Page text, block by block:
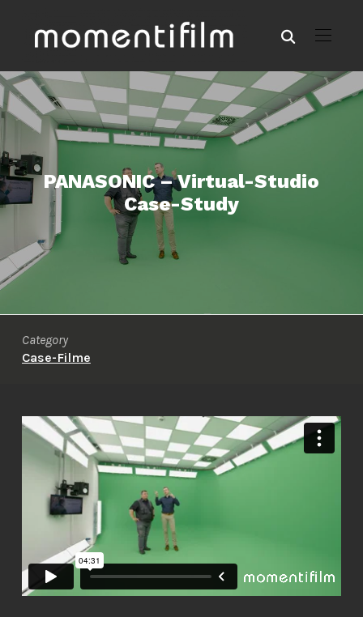
PANASONIC – Virtual-Studio
Case-Study
Category
Case-Filme